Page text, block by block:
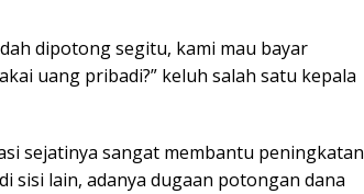
dipotong segitu, kami mau bayar
uang pribadi?” keluh salah satu kepala
sejatinya sangat membantu peningkatan
sisi lain, adanya dugaan potongan dana